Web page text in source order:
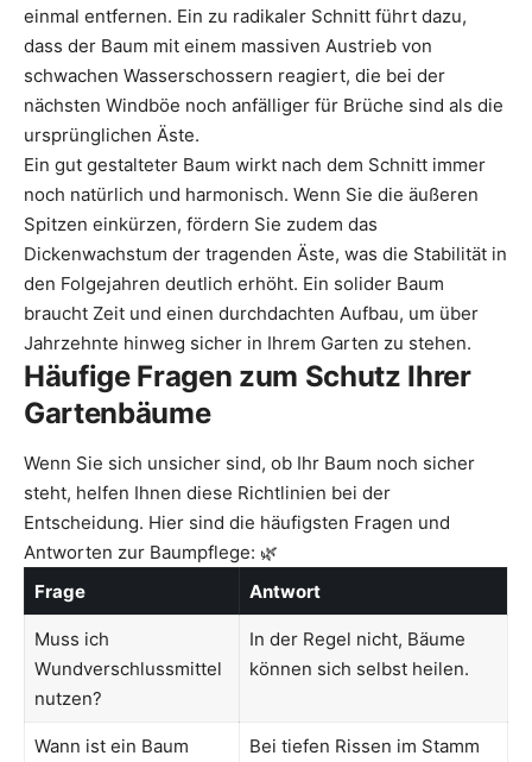
einmal entfernen. Ein zu radikaler Schnitt führt dazu,
dass der Baum mit einem massiven Austrieb von
schwachen Wasserschossern reagiert, die bei der
nächsten Windböe noch anfälliger für Brüche sind als die
ursprünglichen Äste.
Ein gut gestalteter Baum wirkt nach dem Schnitt immer
noch natürlich und harmonisch. Wenn Sie die äußeren
Spitzen einkürzen, fördern Sie zudem das
Dickenwachstum der tragenden Äste, was die Stabilität in
den Folgejahren deutlich erhöht. Ein solider Baum
braucht Zeit und einen durchdachten Aufbau, um über
Jahrzehnte hinweg sicher in Ihrem Garten zu stehen.
Häufige Fragen zum Schutz Ihrer
Gartenbäume
Wenn Sie sich unsicher sind, ob Ihr Baum noch sicher
steht, helfen Ihnen diese Richtlinien bei der
Entscheidung. Hier sind die häufigsten Fragen und
Antworten zur Baumpflege: 🌿
Frage
Antwort
Muss ich
Wundverschlussmittel
nutzen?
In der Regel nicht, Bäume
können sich selbst heilen.
Wann ist ein Baum
Bei tiefen Rissen im Stamm